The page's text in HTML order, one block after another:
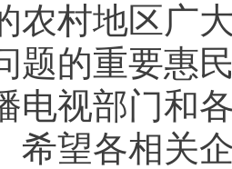
农村地区广
题的重要惠
电视部门和
希望各相关